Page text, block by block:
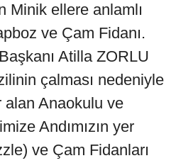
Minik ellere anlamlı
ve Çam Fidanı.
Atilla ZORLU
çalması nedeniyle
alan Anaokulu ve
Andımızın yer
ve Çam Fidanları